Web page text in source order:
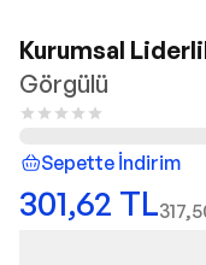
Kurumsal
Görgülü
Sepette İndirim
301,62 TL